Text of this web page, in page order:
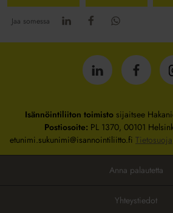
Jaa somessa
Isännöintiliitto
Isännöintiliiton toimistosijaitsee
Postiosoite: PL 1370, 00101
etunimi.sukunimi@isannointiliitto.fi Tietosuoja
Anna palautetta
Yhteystiedot